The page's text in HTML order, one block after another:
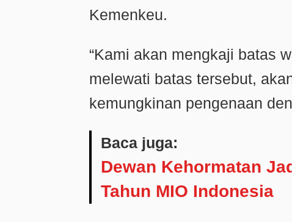
Kemenkeu.
“Kami akan mengkaji batas
melewati batas tersebut,
kemungkinan pengenaan
Baca juga:
Dewan Kehormatan
Tahun MIO Indonesia